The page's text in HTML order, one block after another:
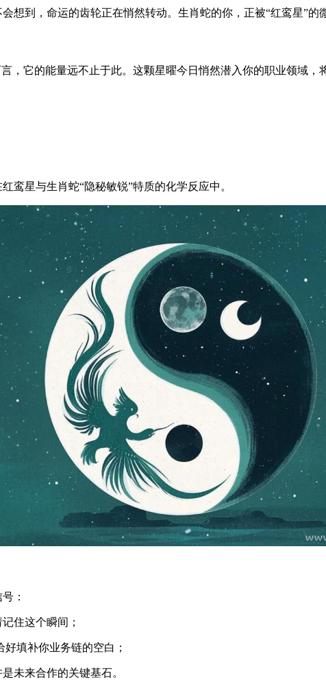
想到，命运的齿轮正在悄然转动。生肖蛇的你，正被“红鸾星”
，它的能量远不止于此。这颗星曜今日悄然潜入你的职业领域
星与生肖蛇“隐秘敏锐”特质的化学反应中。
：
住这个瞬间；
好填补你业务链的空白；
未来合作的关键基石。